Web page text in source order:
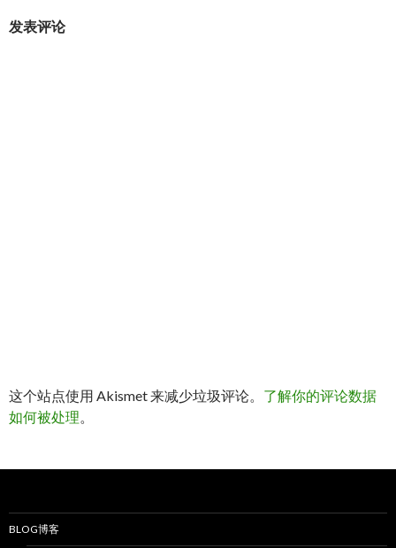
发表评论
这个站点使用 Akismet 来减少垃圾评论。 了解你的评论数据
如何被处理。
BLOG博客